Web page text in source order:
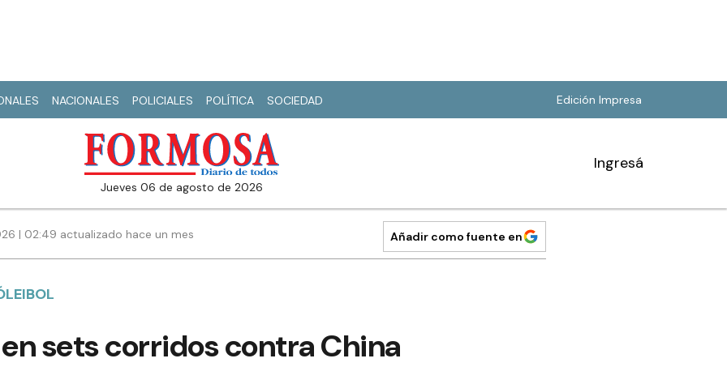
NACIONALES POLICIALES POLÍTICA SOCIEDAD Edición Impresa
jueves 06 de agosto de 2026
Ingresá
| 02:49 actualizado hace un mes Añadir como fuente en
sets corridos contra China